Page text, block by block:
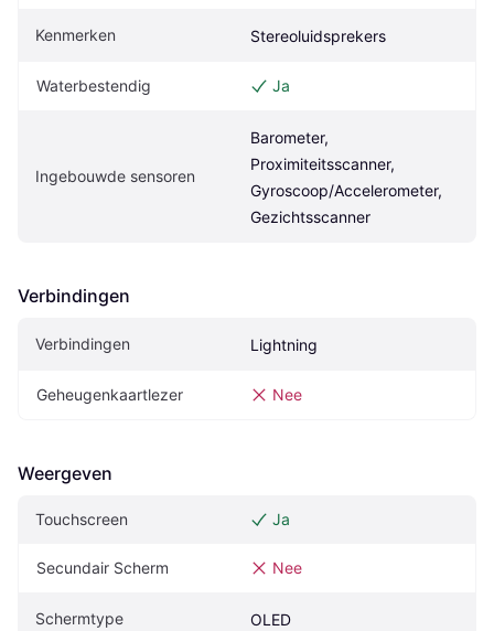
Kenmerken Stereoluidsprekers
Waterbestendig Ja
Ingebouwde sensoren
Barometer,
Proximiteitsscanner,
Gyroscoop/Accelerometer,
Gezichtsscanner
Verbindingen
Verbindingen Lightning
Geheugenkaartlezer Nee
Weergeven
Touchscreen Ja
Secundair Scherm Nee
Schermtype OLED